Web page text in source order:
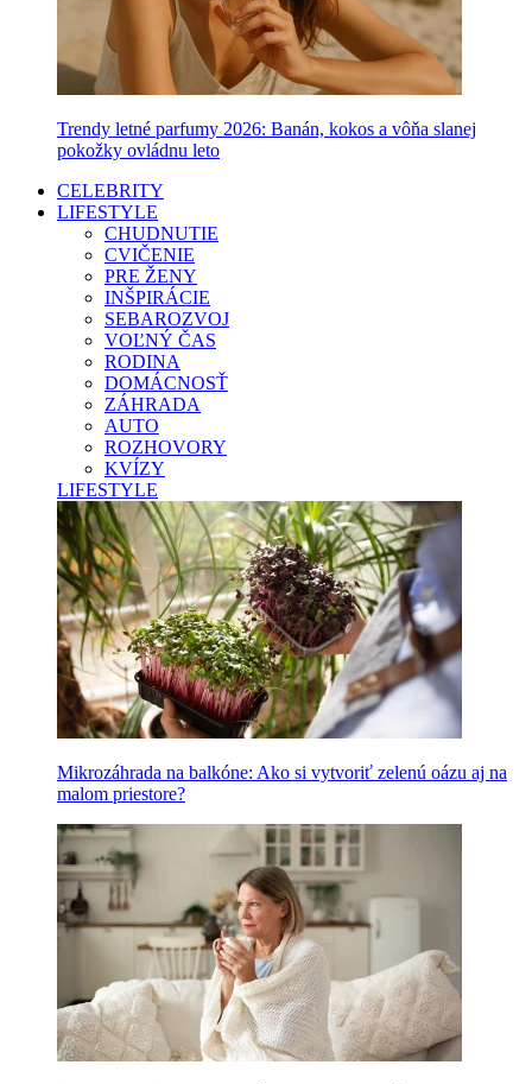
Trendy letné parfumy 2026: Banán, kokos a vôňa slanej
pokožky ovládnu leto
CELEBRITY
LIFESTYLE
CHUDNUTIE
CVIČENIE
PRE ŽENY
INŠPIRÁCIE
SEBAROZVOJ
VOĽNÝ ČAS
RODINA
DOMÁCNOSŤ
ZÁHRADA
AUTO
ROZHOVORY
KVÍZY
LIFESTYLE
Mikrozáhrada na balkóne: Ako si vytvoriť zelenú oázu aj na
malom priestore?